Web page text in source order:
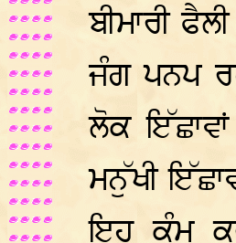
ਬੀਮਾਰੀ
ਜੰਗ ਪਨਪ
ਲੋਕ
ਮਨੁੱਖੀ